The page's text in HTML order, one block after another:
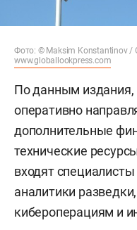
Фото: © Maksim Konstantinov /
www.globallookpress.com
По данным издания,
оперативно
дополнительные
технические
входят
аналитики
кибероперациям и